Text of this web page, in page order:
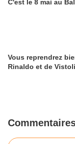
C'est le 8 mai au
Vous reprendrez
Rinaldo et de